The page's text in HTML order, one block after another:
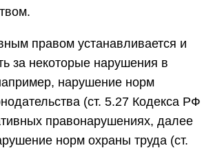
правом устанавливается и
за некоторые нарушения в
нарушение норм
(ст. 5.27 Кодекса РФ
правонарушениях, далее
норм охраны труда (ст.